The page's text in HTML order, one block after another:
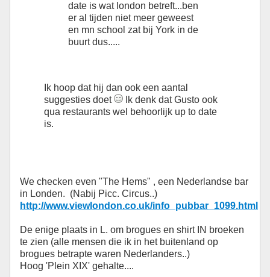
date is wat london betreft...ben
er al tijden niet meer geweest
en mn school zat bij York in de
buurt dus.....
Ik hoop dat hij dan ook een aantal
suggesties doet
Ik denk dat Gusto ook
qua restaurants wel behoorlijk up to date
is.
We checken even "The Hems" , een Nederlandse bar
in Londen. (Nabij Picc. Circus..)
http://www.viewlondon.co.uk/info_pubbar_1099.html
De enige plaats in L. om brogues en shirt IN broeken
te zien (alle mensen die ik in het buitenland op
brogues betrapte waren Nederlanders..)
Hoog 'Plein XIX' gehalte....